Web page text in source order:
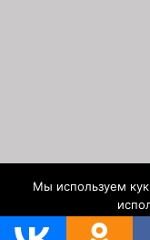
Мы используем